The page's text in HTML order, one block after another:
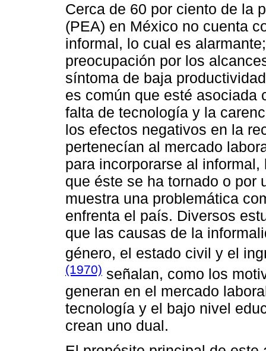
Cerca de 60 por ciento de la
(PEA) en México no cuenta
informal, lo cual es
preocupación por los
síntoma de baja
es común que esté asociada
falta de tecnología y la
los efectos negativos en la
pertenecían al mercado
para incorporarse al
que éste se ha tornado o por
muestra una problemática
enfrenta el país. Diversos
que las causas de la
género, el estado civil y el
(1970) señalan, como los
generan en el mercado
tecnología y el bajo nivel
crean uno dual.